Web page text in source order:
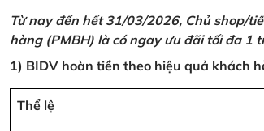
Từ nay đến hết 31/03/2026, Chủ shop/
hàng (PMBH) là có ngay ưu đãi tối đa 1
1) BIDV hoàn tiền theo hiệu quả khách
Thể lệ